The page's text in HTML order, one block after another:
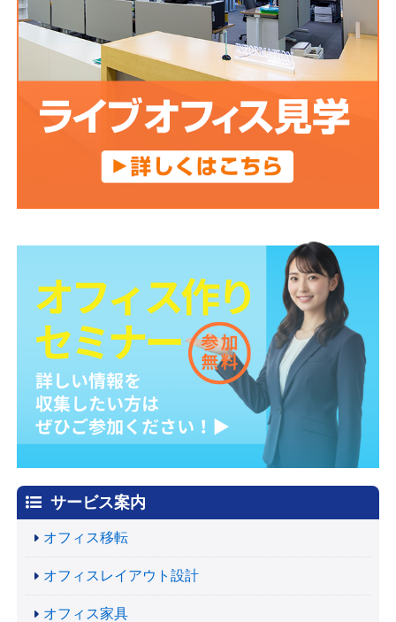
サービス案内
オフィス移転
オフィスレイアウト設計
オフィス家具